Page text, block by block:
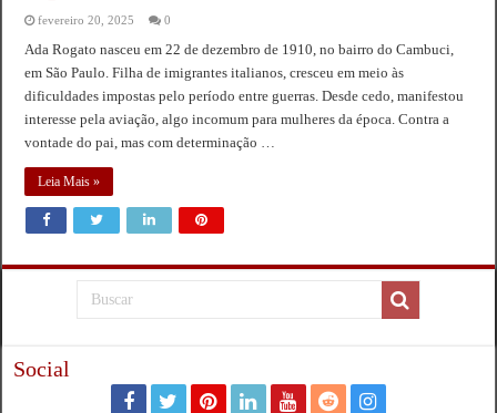
fevereiro 20, 2025 0
Ada Rogato nasceu em 22 de dezembro de 1910, no bairro do Cambuci,
em São Paulo. Filha de imigrantes italianos, cresceu em meio às
dificuldades impostas pelo período entre guerras. Desde cedo, manifestou
interesse pela aviação, algo incomum para mulheres da época. Contra a
vontade do pai, mas com determinação …
Leia Mais »
Social